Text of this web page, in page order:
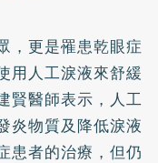
，更是罹患乾眼症
用人工淚液來舒緩
賢醫師表示，人工
炎物質及降低淚液
患者的治療，但仍